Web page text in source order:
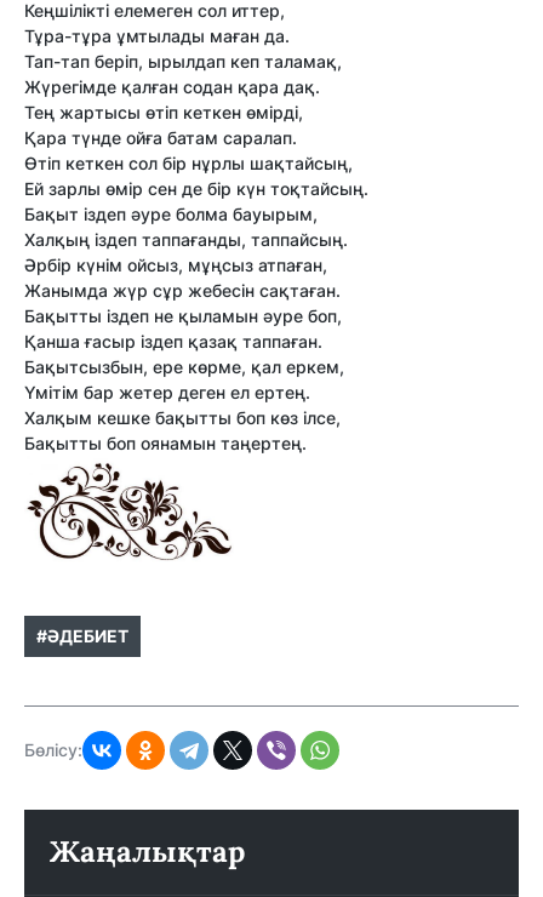
Кеңшілікті елемеген сол иттер,
Тұра-тұра ұмтылады маған да.
Тап-тап беріп, ырылдап кеп таламақ,
Жүрегімде қалған содан қара дақ.
Тең жартысы өтіп кеткен өмірді,
Қара түнде ойға батам саралап.
Өтіп кеткен сол бір нұрлы шақтайсың,
Ей зарлы өмір сен де бір күн тоқтайсың.
Бақыт іздеп әуре болма бауырым,
Халқың іздеп таппағанды, таппайсың.
Әрбір күнім ойсыз, мұңсыз атпаған,
Жанымда жүр сұр жебесін сақтаған.
Бақытты іздеп не қыламын әуре боп,
Қанша ғасыр іздеп қазақ таппаған.
Бақытсызбын, ере көрме, қал еркем,
Үмітім бар жетер деген ел ертең.
Халқым кешке бақытты боп көз ілсе,
Бақытты боп оянамын таңертең.
#ӘДЕБИЕТ
Бөлісу:
Жаңалықтар